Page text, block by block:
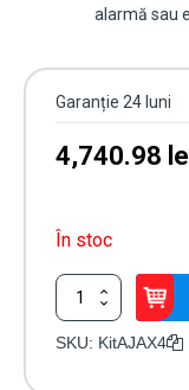
alarmă sau
Garanție 24 luni
4,740.98
În stoc
Cantitate
Kit
AJAX
SKU: KitAJAX4